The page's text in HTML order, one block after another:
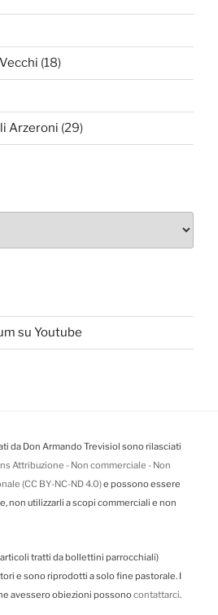
(18)
Arzeroni (29)
su Youtube
da Don Armando Trevisiol sono rilasciati
Attribuzione - Non commerciale - Non
(CC BY-NC-ND 4.0)e possono essere
non utilizzarli a scopi commerciali e non
tratti da bollettini parrocchiali)
e sono riprodotti a solo fine pastorale. I
avessero obiezioni possonocontattarci.